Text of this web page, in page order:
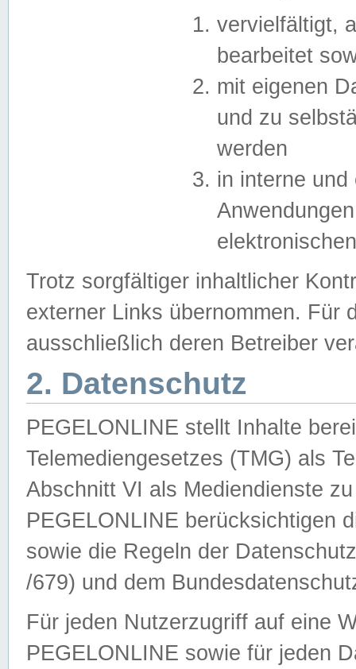
vervielfältigt,
bearbeitet
mit eigenen
und zu
werden
in interne
Trotz sorgfältiger inhaltlicher
externer Links übernommen. Für
ausschließlich deren Betreiber
2. Datenschutz
PEGELONLINE stellt Inhalte
Telemediengesetzes (TMG) als
Abschnitt VI als Mediendienste
PEGELONLINE berücksichtigen
sowie die Regeln der
/679) und dem
Für jeden Nutzerzugriff auf eine
PEGELONLINE sowie für jeden